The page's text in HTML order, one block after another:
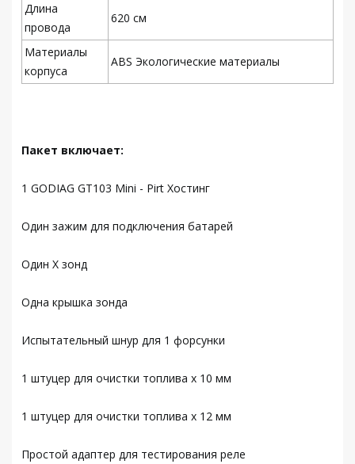
Длина
провода
620 см
Материалы
корпуса
ABS Экологические материалы
Пакет включает:
1 GODIAG GT103 Mini - Pirt Хостинг
Один зажим для подключения батарей
Один X зонд
Одна крышка зонда
Испытательный шнур для 1 форсунки
1 штуцер для очистки топлива x 10 мм
1 штуцер для очистки топлива x 12 мм
Простой адаптер для тестирования реле